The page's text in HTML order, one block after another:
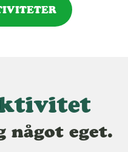
något eget.